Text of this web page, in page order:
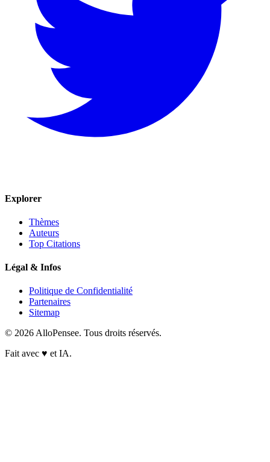
Explorer
Thèmes
Auteurs
Top Citations
Légal & Infos
Politique de Confidentialité
Partenaires
Sitemap
© 2026 AlloPensee. Tous droits réservés.
Fait avec ♥ et IA.